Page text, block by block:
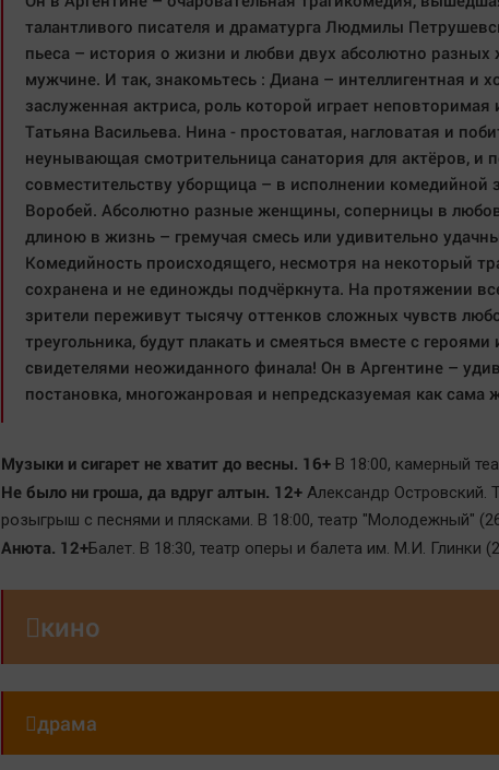
талантливого писателя и драматурга Людмилы
пьеса – история о жизни и любви двух абсолютно
мужчине. И так, знакомьтесь : Диана – интеллигентная и
заслуженная актриса, роль которой играет неповторимая
Татьяна Васильева. Нина - простоватая, нагловатая и
неунывающая смотрительница санатория для актёров, и
совместительству уборщица – в исполнении комедийной
Воробей. Абсолютно разные женщины, соперницы в
длиною в жизнь – гремучая смесь или удивительно
Комедийность происходящего, несмотря на некоторый
сохранена и не единожды подчёркнута. На протяжении
зрители переживут тысячу оттенков сложных чувств
треугольника, будут плакать и смеяться вместе с героями
свидетелями неожиданного финала! Он в Аргентине –
постановка, многожанровая и непредсказуемая как сама
Музыки и сигарет не хватит до весны. 16+В 18:00, камерный
Не было ни гроша, да вдруг алтын. 12+Александр Островский.
розыгрыш с песнями и плясками. В 18:00, театр "Молодежный"
Анюта. 12+Балет. В 18:30, театр оперы и балета им. М.И. Глинки
кино
драма